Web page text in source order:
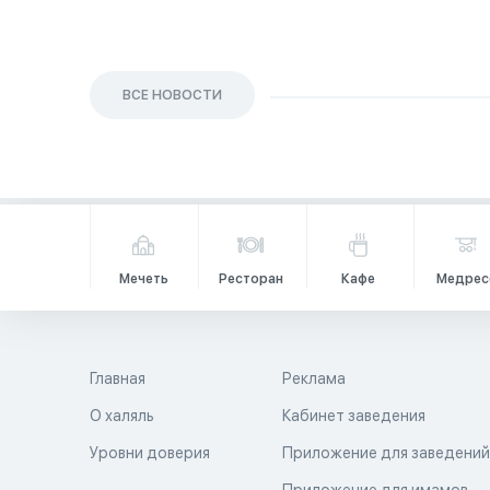
ВСЕ НОВОСТИ
Мечеть Ресторан Кафе
Главная
О халяль
Уровни доверия
Реклама
Кабинет заведения
Приложение для заведений